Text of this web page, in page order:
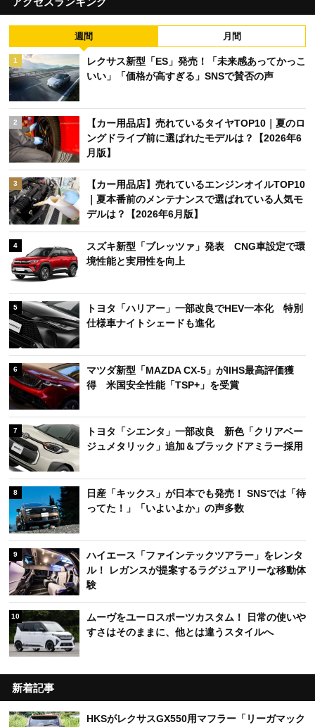
週間 月間
1
レクサス新型「ES」発売！「未来感あってかっこ
いい」「価格が高すぎる」SNSで賛否の声
2
【カー用品店】売れているタイヤTOP10｜夏のロ
ングドライブ前に選ばれたモデルは？【2026年6
月版】
3
【カー用品店】売れているエンジンオイルTOP10
｜夏本番前のメンテナンスで選ばれている人気モ
デルは？【2026年6月版】
4
スズキ新型「ブレッツァ」発表 CNG車設定で環
境性能と実用性を向上
5
トヨタ「ハリアー」一部改良でHEV一本化 特別
仕様車ナイトシェードも進化
6
マツダ新型「MAZDA CX-5」がIIHS最高評価獲
得 米国安全性能「TSP+」を受賞
7
トヨタ「シエンタ」一部改良 新色「クリアベー
ジュメタリック」追加＆ブラックドアミラー採用
8
日産「キックス」が日本でも発売！ SNSでは「待
ってた！」「いよいよか」の声多数
9
ハイエース「ファインテックツアラー」をレンタ
ル！ レガンスが提案するラグジュアリーな移動体
験
10
ムーヴをユーロスポーツカスタム！ 日常の使いや
すさはそのままに、他とは違うスタイルへ
新着記事
HKSがレクサスGX550用マフラー「リーガマック